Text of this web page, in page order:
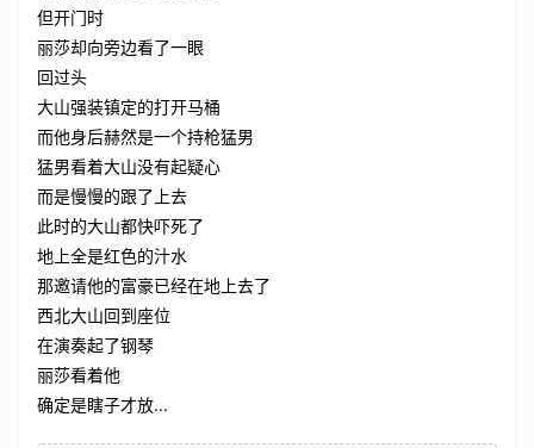
但开门时
丽莎却向旁边看了一眼
回过头
大山强装镇定的打开马桶
而他身后赫然是一个持枪猛男
猛男看着大山没有起疑心
而是慢慢的跟了上去
此时的大山都快吓死了
地上全是红色的汁水
那邀请他的富豪已经在地上去了
西北大山回到座位
在演奏起了钢琴
丽莎看着他
确定是瞎子才放...